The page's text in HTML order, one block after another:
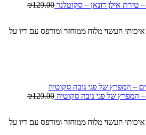
₪129.00
חלקים איכותי העשוי מלוח ממוחזר ומודפס עם דיו על
₪129.00
חלקים איכותי העשוי מלוח ממוחזר ומודפס עם דיו על